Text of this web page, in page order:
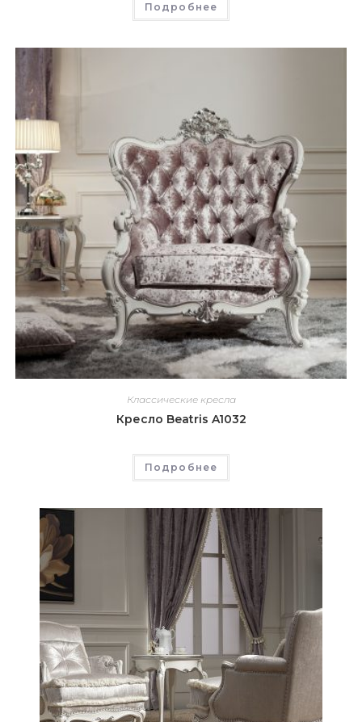
Подробнее
Классические кресла
Кресло Beatris A1032
Подробнее